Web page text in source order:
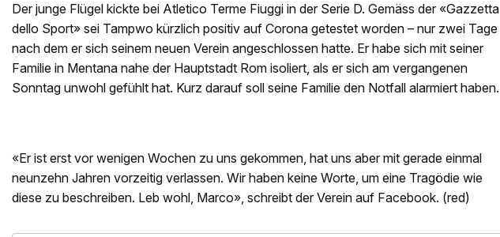
Der junge Flügel kickte bei Atletico Terme Fiuggi in der Serie D. Gemäss der «Gazzetta
dello Sport» sei Tampwo kürzlich positiv auf Corona getestet worden – nur zwei Tage
nach dem er sich seinem neuen Verein angeschlossen hatte. Er habe sich mit seiner
Familie in Mentana nahe der Hauptstadt Rom isoliert, als er sich am vergangenen
Sonntag unwohl gefühlt hat. Kurz darauf soll seine Familie den Notfall alarmiert haben.
«Er ist erst vor wenigen Wochen zu uns gekommen, hat uns aber mit gerade einmal
neunzehn Jahren vorzeitig verlassen. Wir haben keine Worte, um eine Tragödie wie
diese zu beschreiben. Leb wohl, Marco», schreibt der Verein auf Facebook. (red)